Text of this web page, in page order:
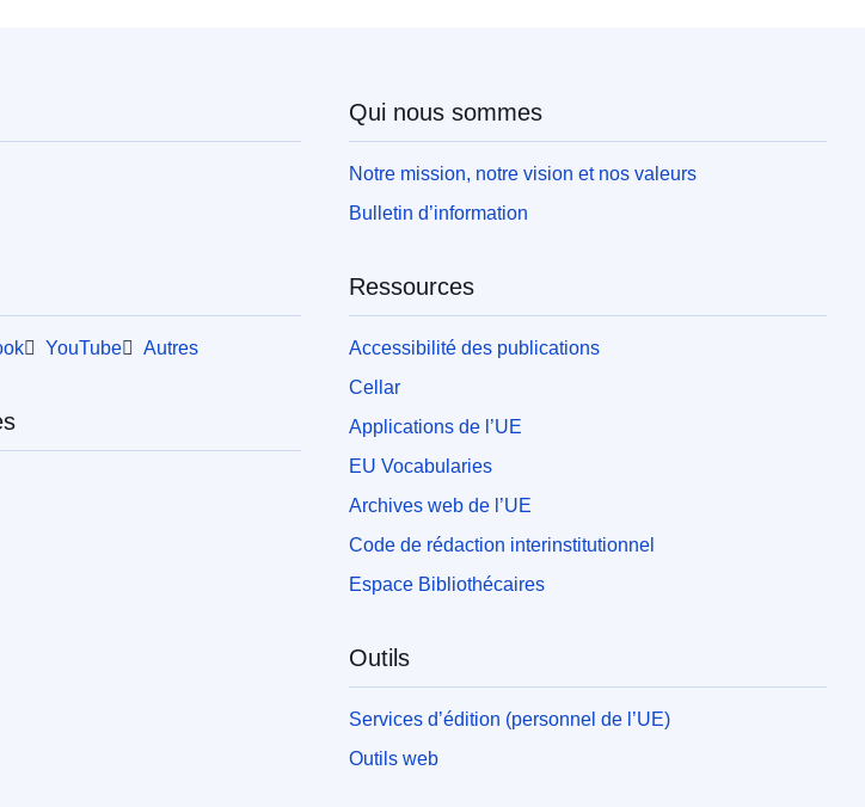
YouTube Autres
Qui nous sommes
Notre mission, notre vision et nos valeurs
Bulletin d’information
Ressources
Accessibilité des publications
Cellar
Applications de l’UE
EU Vocabularies
Archives web de l’UE
Code de rédaction interinstitutionnel
Espace Bibliothécaires
Outils
Services d’édition (personnel de l’UE)
Outils web